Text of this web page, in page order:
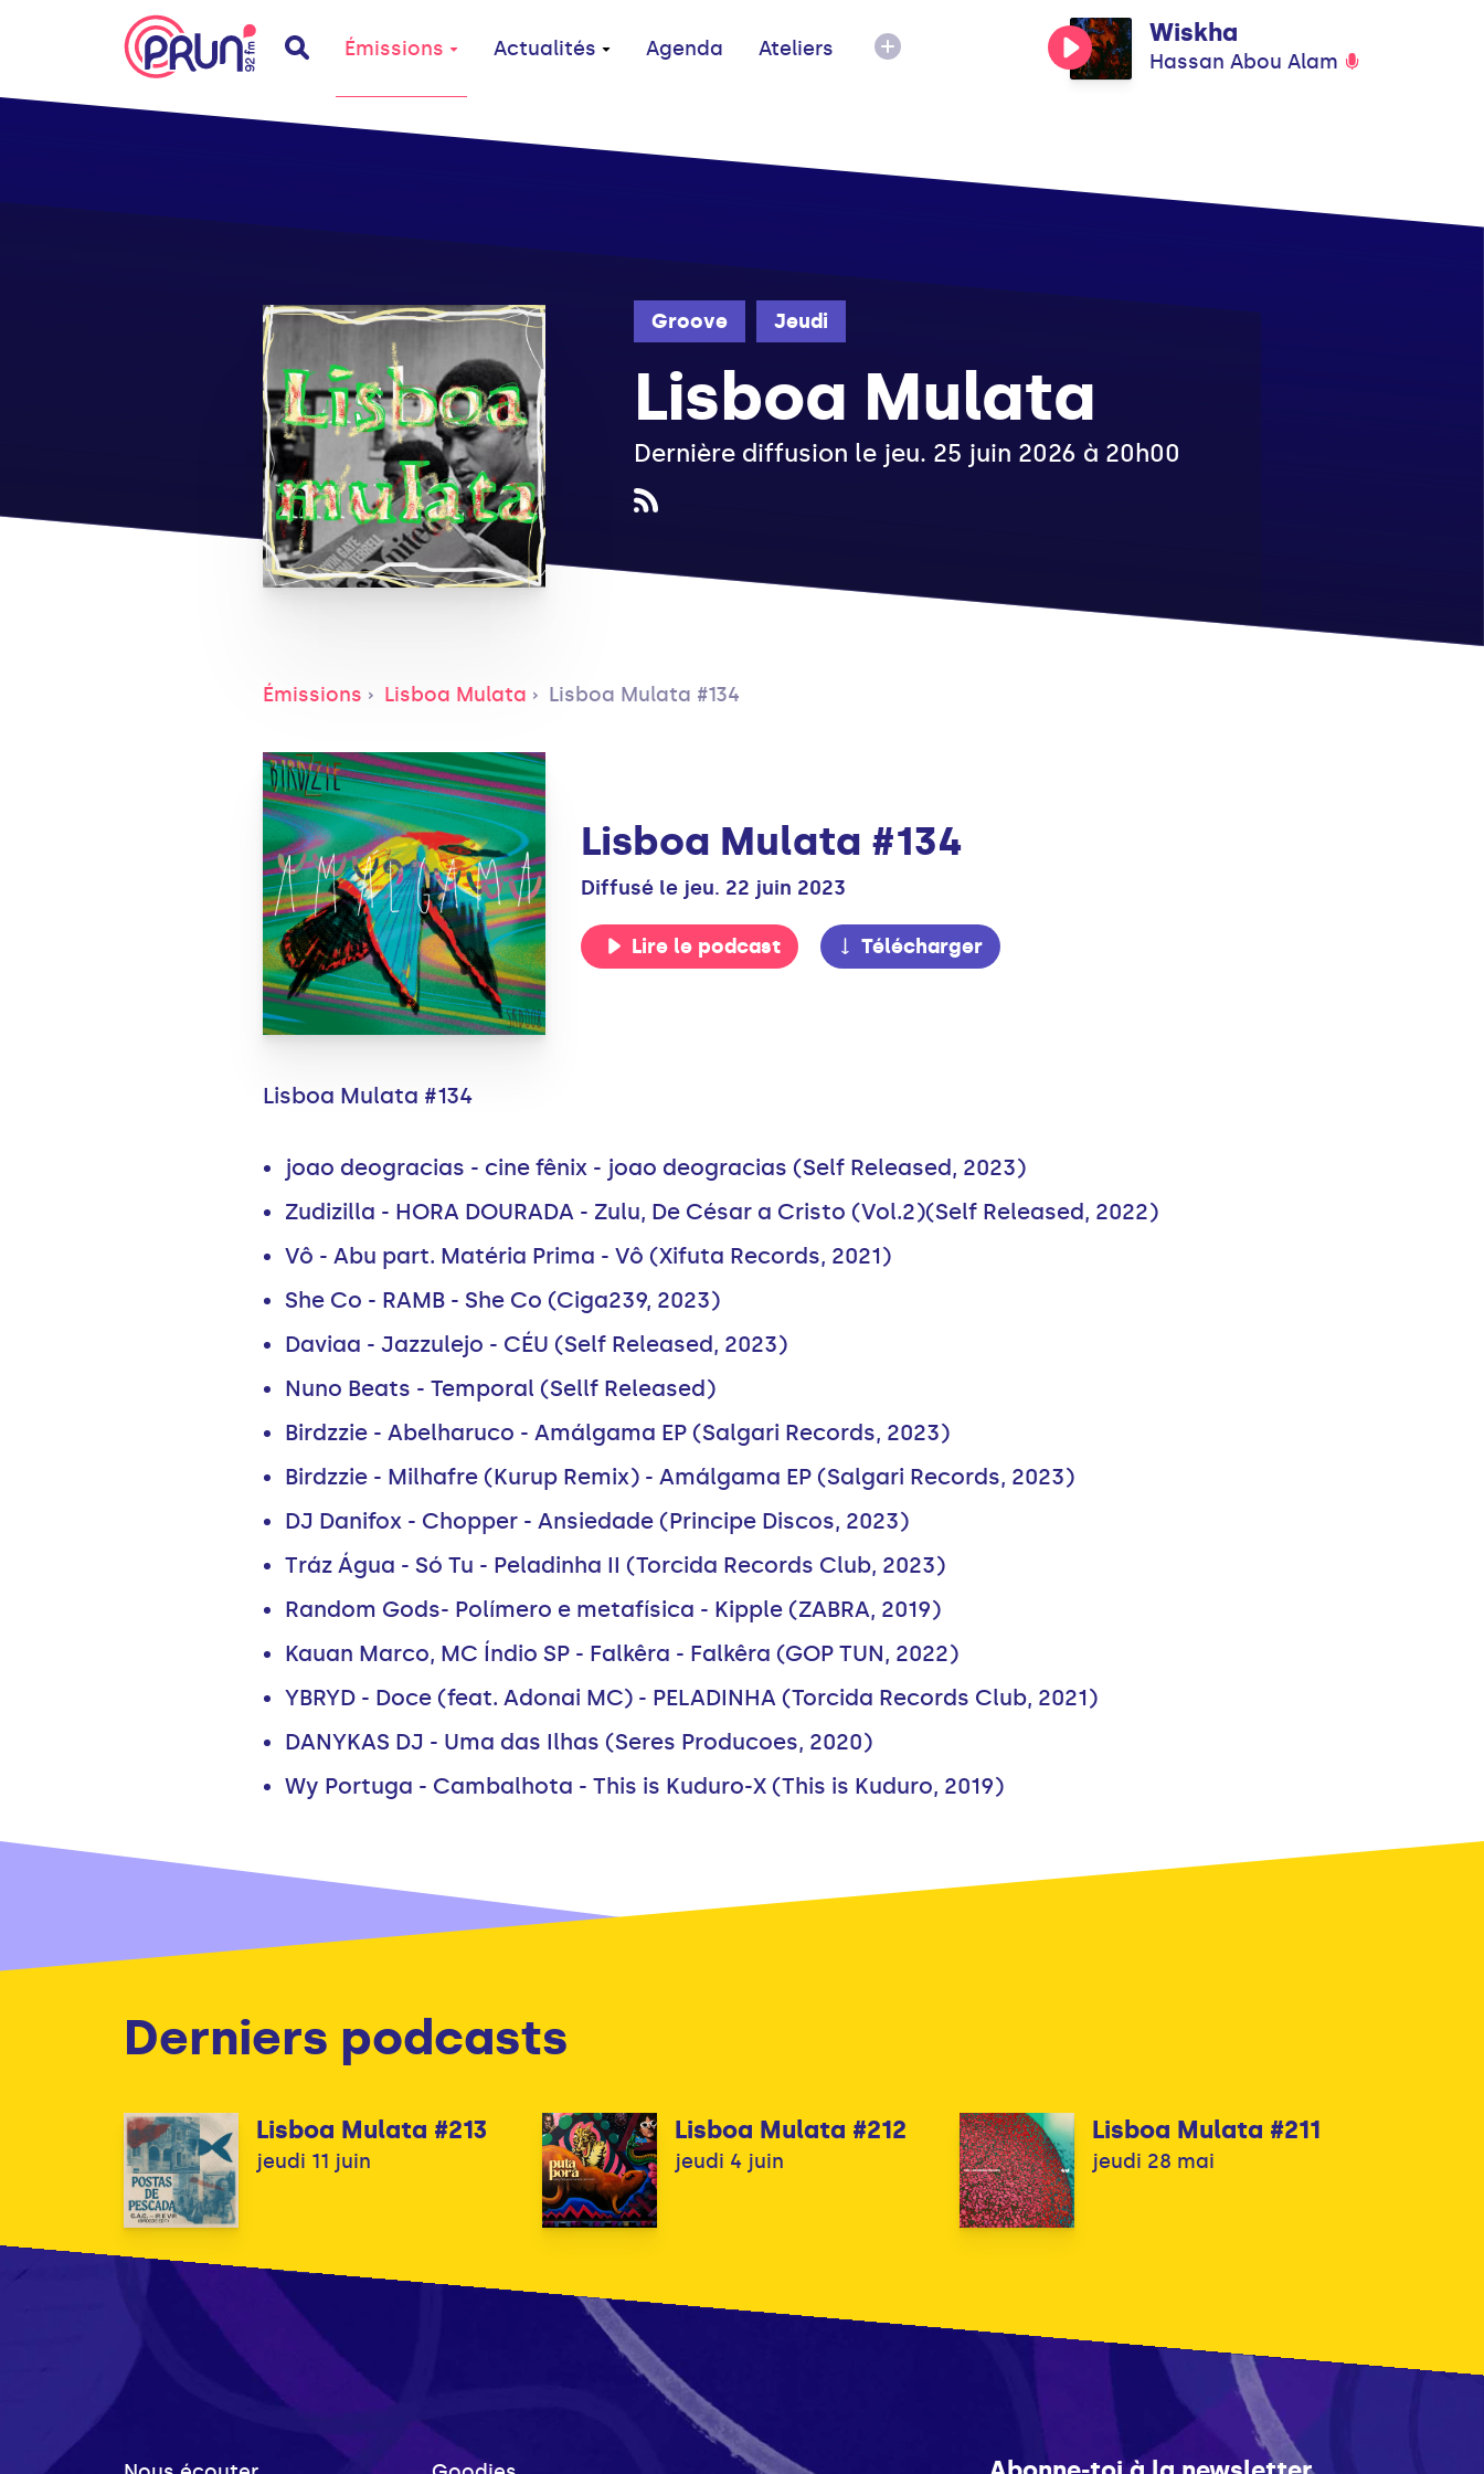
Émissions Actualités Agenda Ateliers
Wiskha
Hassan Abou Alam
Groove Jeudi
Lisboa Mulata
Dernière diffusion le jeu. 25 juin 2026 à 20h00
Émissions Lisboa Mulata Lisboa Mulata #134
Lisboa Mulata #134
Diffusé le jeu. 22 juin 2023
Lire le podcast Télécharger
Lisboa Mulata #134
joao deogracias - cine fênix - joao deogracias (Self Released, 2023)
Zudizilla - HORA DOURADA - Zulu, De César a Cristo (Vol.2)(Self Released, 2022)
Vô - Abu part. Matéria Prima - Vô (Xifuta Records, 2021)
She Co - RAMB - She Co (Ciga239, 2023)
Daviaa - Jazzulejo - CÉU (Self Released, 2023)
Nuno Beats - Temporal (Sellf Released)
Birdzzie - Abelharuco - Amálgama EP (Salgari Records, 2023)
Birdzzie - Milhafre (Kurup Remix) - Amálgama EP (Salgari Records, 2023)
DJ Danifox - Chopper - Ansiedade (Principe Discos, 2023)
Tráz Água - Só Tu - Peladinha II (Torcida Records Club, 2023)
Random Gods- Polímero e metafísica - Kipple (ZABRA, 2019)
Kauan Marco, MC Índio SP - Falkêra - Falkêra (GOP TUN, 2022)
YBRYD - Doce (feat. Adonai MC) - PELADINHA (Torcida Records Club, 2021)
DANYKAS DJ - Uma das Ilhas (Seres Producoes, 2020)
Wy Portuga - Cambalhota - This is Kuduro-X (This is Kuduro, 2019)
Derniers podcasts
Lisboa Mulata #213
jeudi 11 juin
Lisboa Mulata #212
jeudi 4 juin
Lisboa Mulata #211
jeudi 28 mai